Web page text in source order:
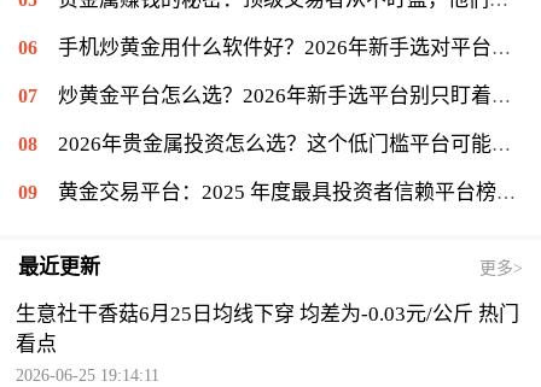
手机炒黄金用什么软件好？2026年新手选对平台只是第一步
炒黄金平台怎么选？2026年新手选平台别只盯着低点差
2026年贵金属投资怎么选？这个低门槛平台可能值得你一试
黄金交易平台：2025 年度最具投资者信赖平台榜单揭晓，金盛贵金属位列信赖榜第一
最近更新 更多>
生意社干香菇6月25日均线下穿 均差为-0.03元/公斤 热门
看点
2026-06-25 19:14:11